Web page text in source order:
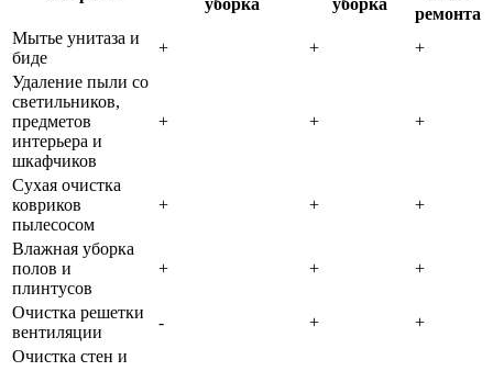
уборка
уборка
ремонта
Мытье унитаза и
биде
+ +
+
Удаление пыли со
светильников,
предметов
интерьера и
шкафчиков
+ + +
Сухая очистка
ковриков
пылесосом
+ + +
Влажная уборка
полов и
плинтусов
+ + +
Очистка решетки
вентиляции
- +
+
Очистка стен и